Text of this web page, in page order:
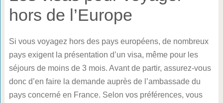
hors de l’Europe
Si vous voyagez hors des pays européens, de nombreux
pays exigent la présentation d’un visa, même pour les
séjours de moins de 3 mois. Avant de partir, assurez-vous
donc d’en faire la demande auprès de l’ambassade du
pays concerné en France. Selon vos préférences, vous